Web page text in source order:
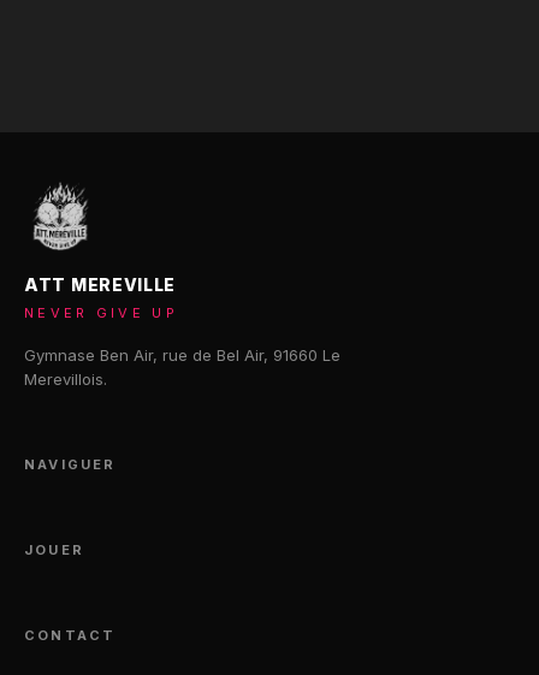
ATT MEREVILLE
NEVER GIVE UP
Gymnase Ben Air, rue de Bel Air, 91660 Le
Merevillois.
NAVIGUER
JOUER
CONTACT